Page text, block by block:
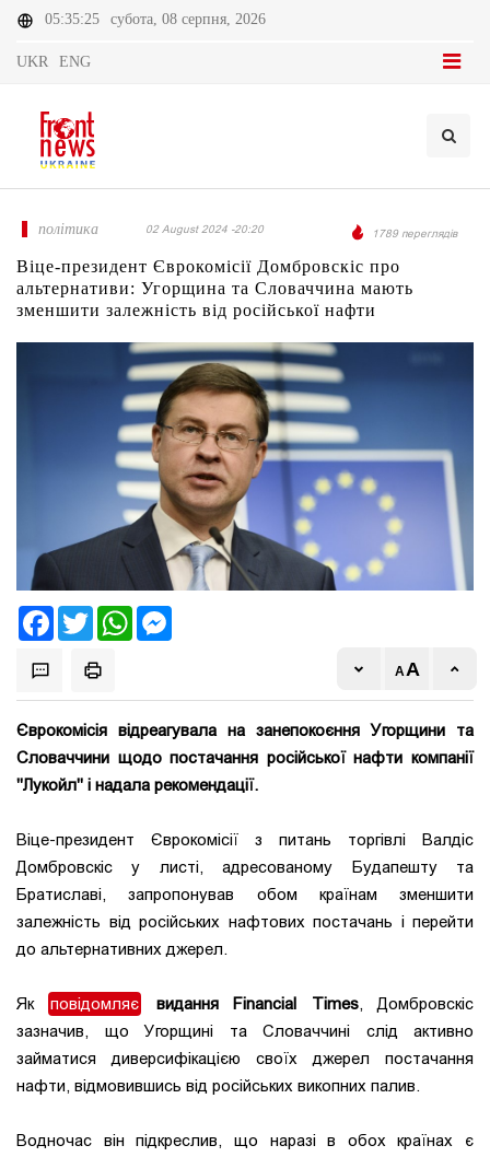
05:35:25 субота, 08 серпня, 2026
UKR ENG
політика 02 August 2024 -20:20 1789 переглядів
Віце-президент Єврокомісії Домбровскіс про
альтернативи: Угорщина та Словаччина мають
зменшити залежність від російської нафти
FacebookTwitter WhatsApp
Єврокомісія відреагувала на занепокоєння Угорщини та
Словаччини щодо постачання російської нафти компанії
"Лукойл" і надала рекомендації.
Віце-президент Єврокомісії з питань торгівлі Валдіс
Домбровскіс у листі, адресованому Будапешту та
Братиславі, запропонував обом країнам зменшити
залежність від російських нафтових постачань і перейти
до альтернативних джерел.
Як повідомляє видання Financial Times, Домбровскіс
зазначив, що Угорщині та Словаччині слід активно
займатися диверсифікацією своїх джерел постачання
нафти, відмовившись від російських викопних палив.
Водночас він підкреслив, що наразі в обох країнах є